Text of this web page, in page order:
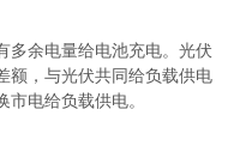
多余电量给电池充电。光伏
额，与光伏共同给负载供电
电给负载供电。